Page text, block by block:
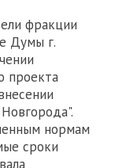
фракции
Думы г.
проекта
нормам
сроки